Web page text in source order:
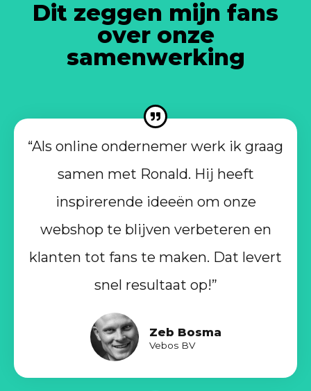
Dit zeggen mijn fans
over onze
samenwerking
“Als online ondernemer werk ik graag
samen met Ronald. Hij heeft
inspirerende ideeën om onze
webshop te blijven verbeteren en
klanten tot fans te maken. Dat levert
snel resultaat op!”
Zeb Bosma
Vebos BV